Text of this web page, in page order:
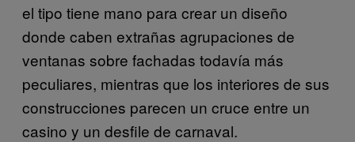
el tipo tiene mano para crear un diseño
donde caben extrañas agrupaciones de
ventanas sobre fachadas todavía más
peculiares, mientras que los interiores de sus
construcciones parecen un cruce entre un
casino y un desfile de carnaval.